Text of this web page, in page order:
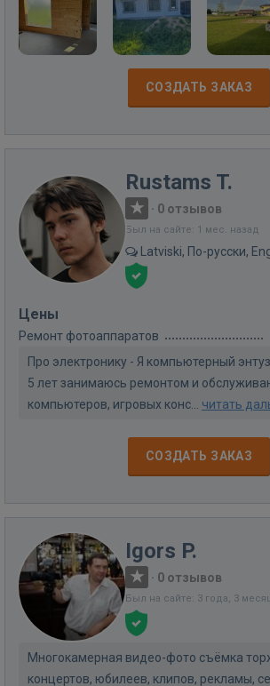
СОЗДАТЬ ЗАКАЗ
Rustams T.
· 0 отзывов
Был на сайте: 1 мес. назад
Latviski, По-русски,
Цены
Ремонт фотоаппаратов
Про электронику - Я компьютерный
5 лет занимаюсь ремонтом и
компьютеров, игровых конс... читать
СОЗДАТЬ ЗАКАЗ
Igors P.
· 0 отзывов
Был на сайте: 3 года, 3
Многокамерная видео-фото съёмка
концертов, юбилеев, клипов, рекламы,